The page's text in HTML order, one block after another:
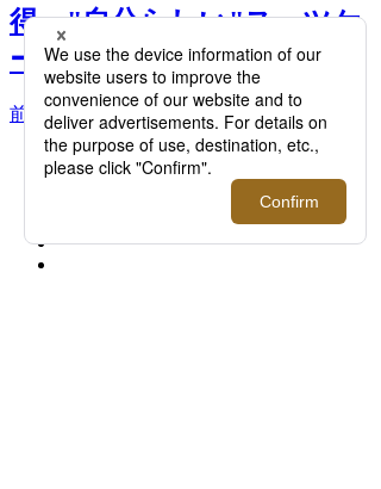
得、"自分らしい"スーツケ
ース選び方 >>
前へ 次へ